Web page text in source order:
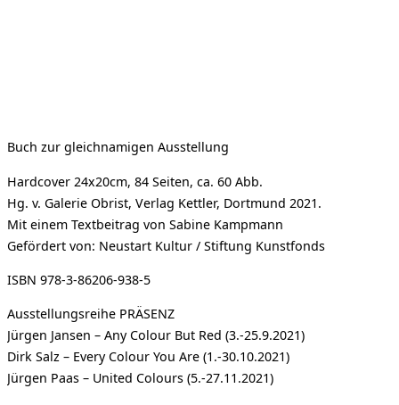
Buch zur gleichnamigen Ausstellung
Hardcover 24x20cm, 84 Seiten, ca. 60 Abb.
Hg. v. Galerie Obrist, Verlag Kettler, Dortmund 2021.
Mit einem Textbeitrag von Sabine Kampmann
Gefördert von: Neustart Kultur / Stiftung Kunstfonds
ISBN 978-3-86206-938-5
Ausstellungsreihe PRÄSENZ
Jürgen Jansen – Any Colour But Red (3.-25.9.2021)
Dirk Salz – Every Colour You Are (1.-30.10.2021)
Jürgen Paas – United Colours (5.-27.11.2021)